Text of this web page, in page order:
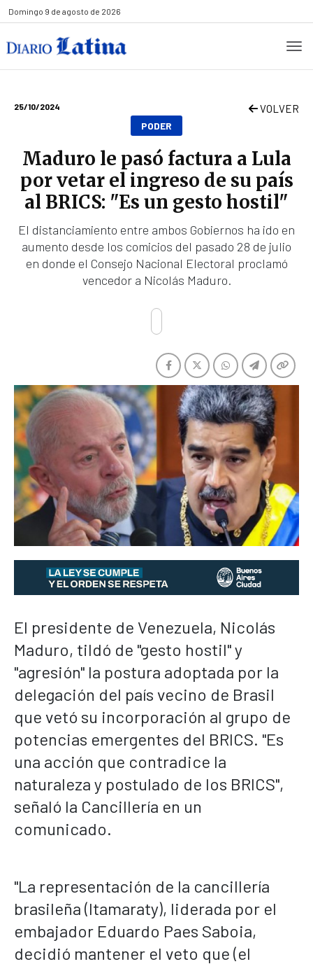
Domingo 9 de agosto de 2026
25/10/2024 VOLVER
PODER
Maduro le pasó factura a Lula
por vetar el ingreso de su país
al BRICS: "Es un gesto hostil"
El distanciamiento entre ambos Gobiernos ha ido en
aumento desde los comicios del pasado 28 de julio
en donde el Consejo Nacional Electoral proclamó
vencedor a Nicolás Maduro.
El presidente de Venezuela, Nicolás
Maduro, tildó de "gesto hostil" y
"agresión" la postura adoptada por la
delegación del país vecino de Brasil
que vetó su incorporación al grupo de
potencias emergentes del BRICS. "Es
una acción que contradice la
naturaleza y postulado de los BRICS",
señaló la Cancillería en un
comunicado.
"La representación de la cancillería
brasileña (Itamaraty), liderada por el
embajador Eduardo Paes Saboia,
decidió mantener el veto que (el